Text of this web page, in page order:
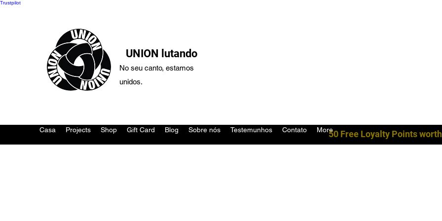
Trustpilot
UNION lutando
No seu canto, estamos
unidos.
Casa Projects Shop Gift Card Blog Sobre nós Testemunhos Contato More50 Free Loyalty Points